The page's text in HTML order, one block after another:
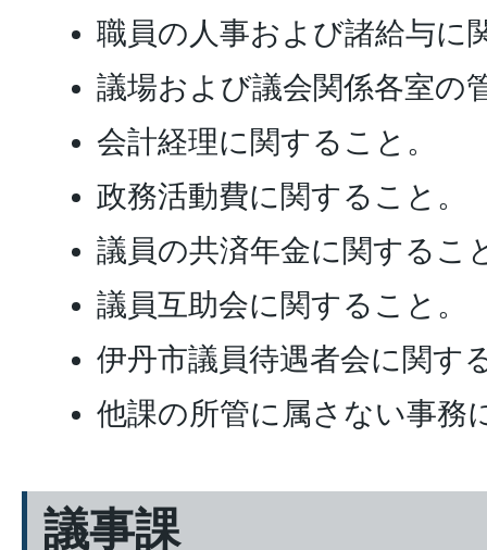
職員の人事および諸給与に
議場および議会関係各室の
会計経理に関すること。
政務活動費に関すること。
議員の共済年金に関するこ
議員互助会に関すること。
伊丹市議員待遇者会に関す
他課の所管に属さない事務
議事課